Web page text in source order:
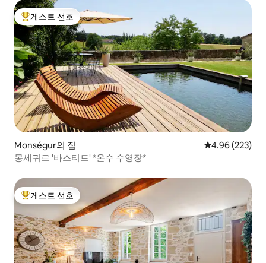
상위 게스트 선호
게스트 선호
Monségur의 집 평점 4.96점(5
4.96 (223)
몽세귀르 '바스티드' *온수 수영장*
상위 게스트 선호
게스트 선호